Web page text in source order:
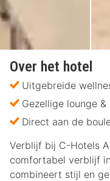
Over het hotel
Uitgebreide
Gezellige lounge &
Direct aan de
Verblijf bij C-Hotels
comfortabel verblijf
combineert stijl en